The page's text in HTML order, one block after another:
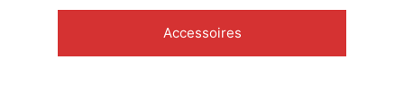
Accessoires